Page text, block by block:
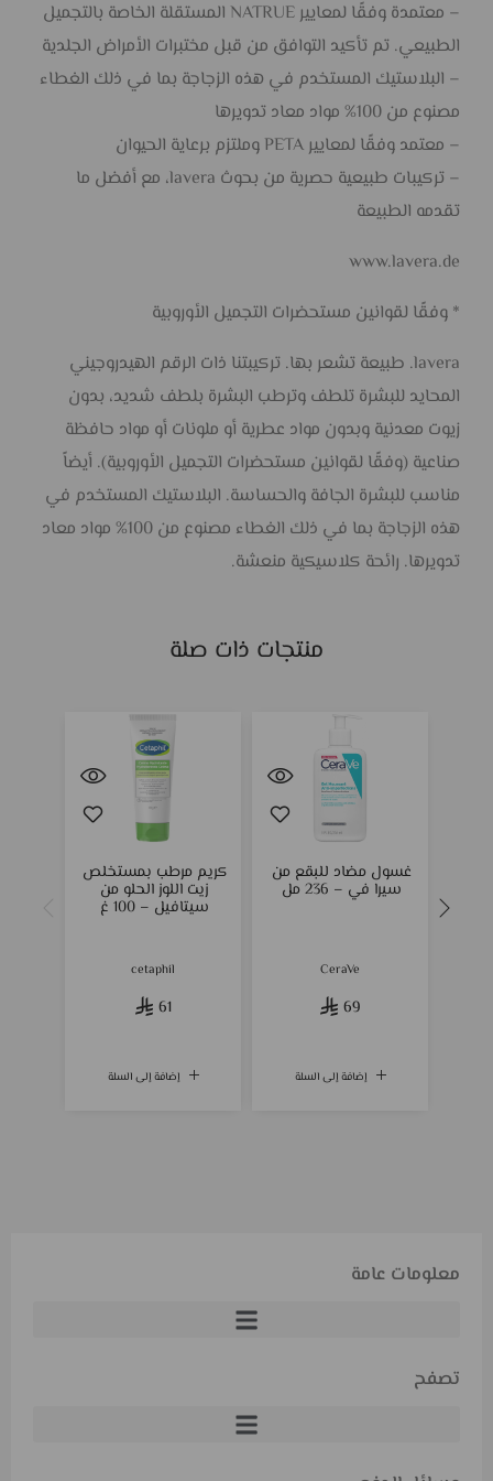
– معتمدة وفقًا لمعايير NATRUE المستقلة الخاصة بالتجميل
الطبيعي. تم تأكيد التوافق من قبل مختبرات الأمراض الجلدية
– البلاستيك المستخدم في هذه الزجاجة بما في ذلك الغطاء
مصنوع من 100% مواد معاد تدويرها
– معتمد وفقًا لمعايير PETA وملتزم برعاية الحيوان
– تركيبات طبيعية حصرية من بحوث lavera، مع أفضل ما
تقدمه الطبيعة
www.lavera.de
* وفقًا لقوانين مستحضرات التجميل الأوروبية
lavera. طبيعة تشعر بها. تركيبتنا ذات الرقم الهيدروجيني
المحايد للبشرة تلطف وترطب البشرة بلطف شديد، بدون
زيوت معدنية وبدون مواد عطرية أو ملونات أو مواد حافظة
صناعية (وفقًا لقوانين مستحضرات التجميل الأوروبية). أيضاً
مناسب للبشرة الجافة والحساسة. البلاستيك المستخدم في
هذه الزجاجة بما في ذلك الغطاء مصنوع من 100% مواد معاد
تدويرها. رائحة كلاسيكية منعشة.
منتجات ذات صلة
إضافة إلى السلة
غسول مضاد للبقع من
سيرا في – 236 مل
CeraVe
69
إضافة إلى السلة
كريم مرطب بمستخلص
زيت اللوز الحلو من
سيتافيل – 100 غ
cetaphil
61
معلومات عامة
تصفح